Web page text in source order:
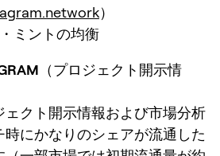
）
ミントの均衡
（プロジェクト開示情
クト開示情報および市場分析
にかなりのシェアが流通した